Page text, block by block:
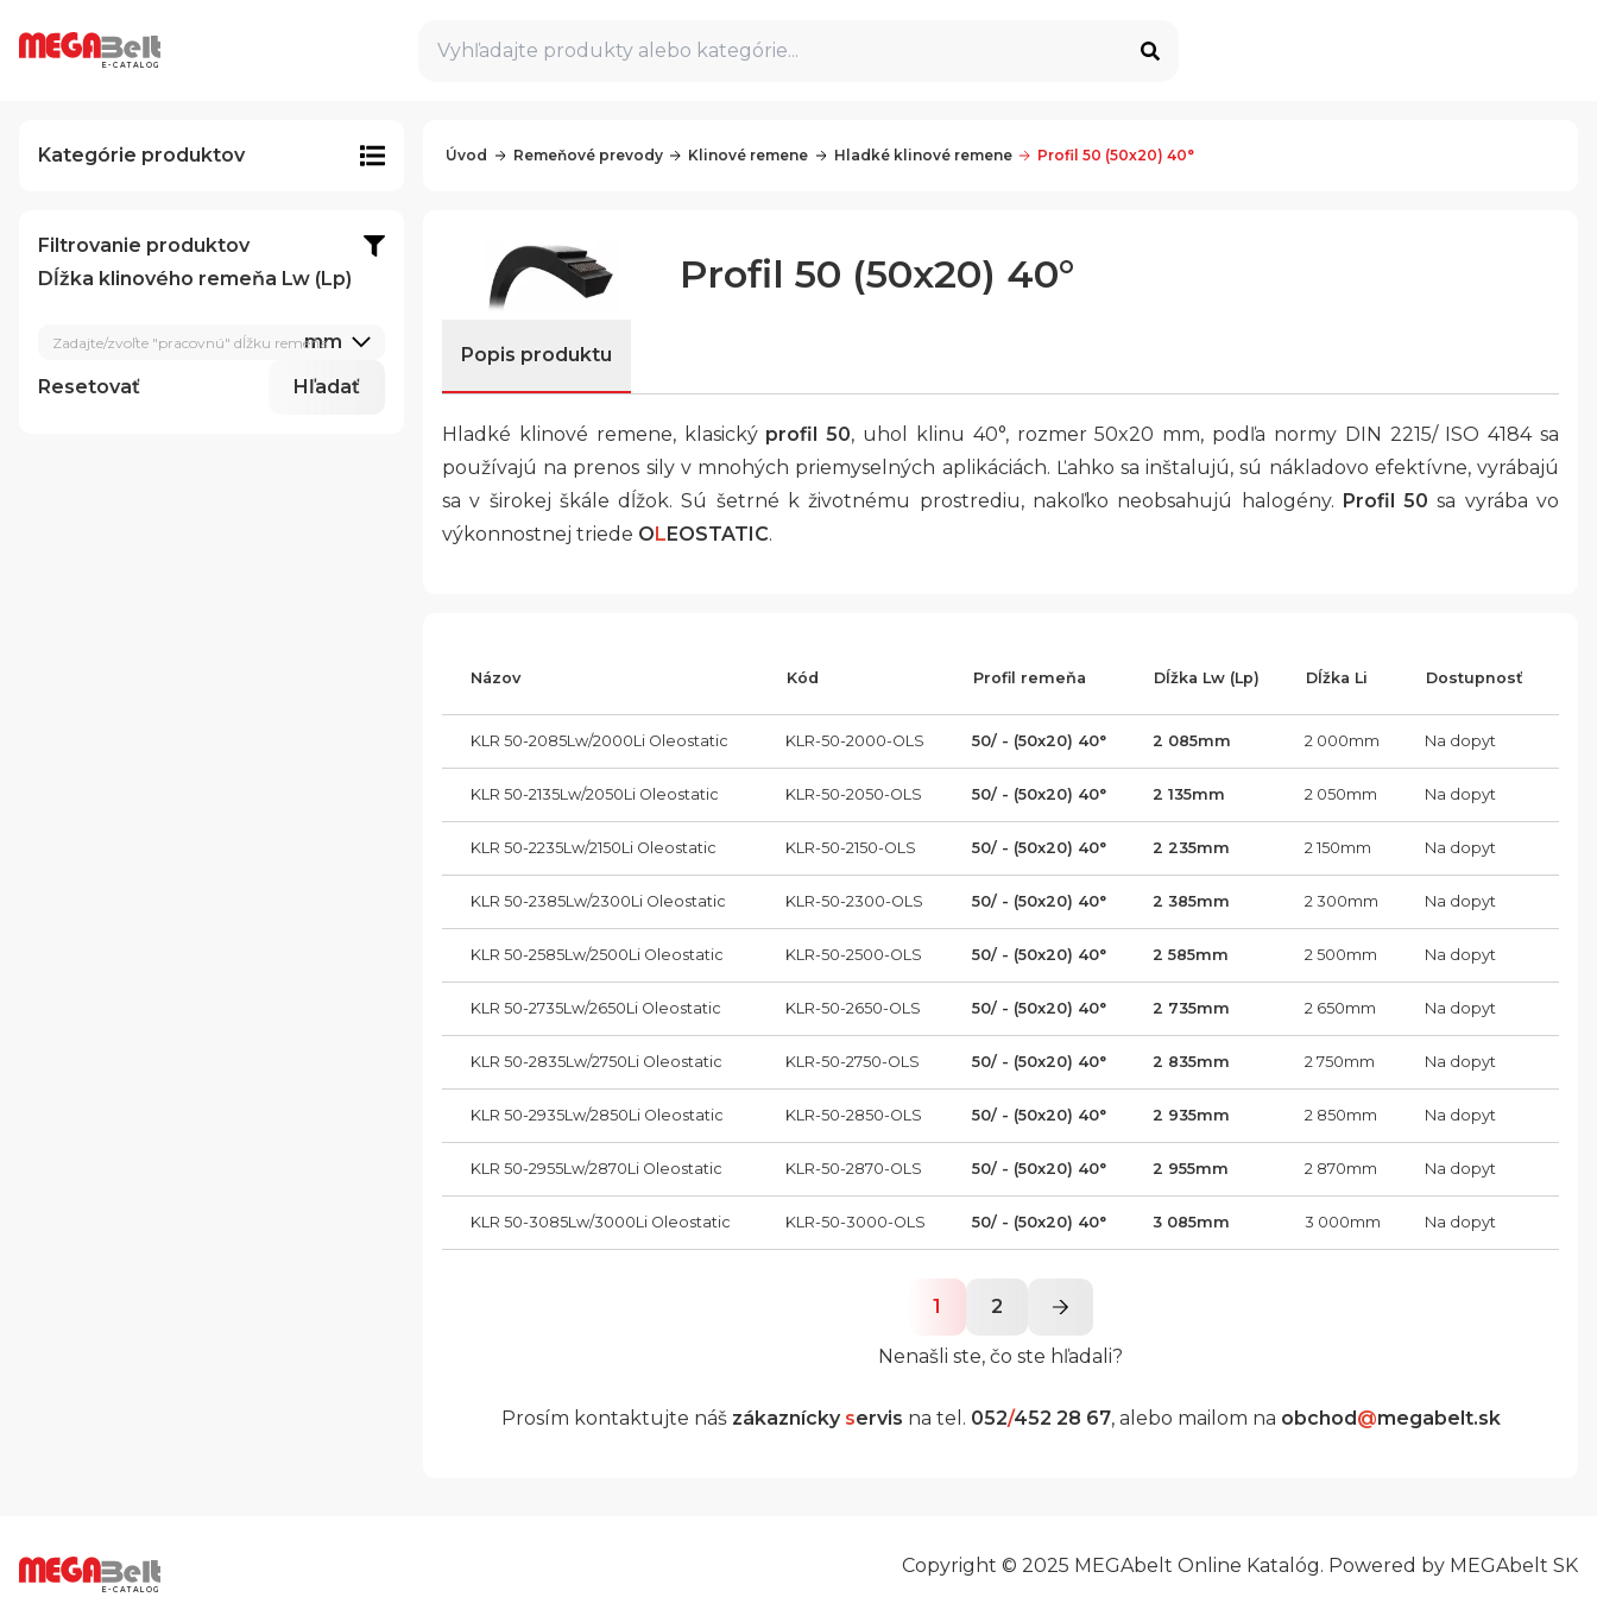
E-CATALOG
Vyhľadajte produkty alebo kategórie...
Kategórie produktov
Filtrovanie produktov
Dĺžka klinového remeňa Lw (Lp)
Zadajte/zvoľte "pracovnú" dĺžku remeňa
mm
Resetovať
Hľadať
Úvod Remeňové prevody Klinové remene Hladké klinové remene Profil 50 (50x20) 40°
Profil 50 (50x20) 40°
Popis produktu
Hladké klinové remene, klasický profil 50, uhol klinu 40°, rozmer 50x20 mm, podľa normy DIN 2215/ ISO 4184 sa
používajú na prenos sily v mnohých priemyselných aplikáciách. Ľahko sa inštalujú, sú nákladovo efektívne, vyrábajú
sa v širokej škále dĺžok. Sú šetrné k životnému prostrediu, nakoľko neobsahujú halogény. Profil 50 sa vyrába vo
výkonnostnej triede OLEOSTATIC.
Názov Kód Profil remeňa Dĺžka Lw (Lp) Dĺžka Li Dostupnosť
KLR 50-2085Lw/2000Li Oleostatic KLR-50-2000-OLS 50/ - (50x20) 40° 2 085mm 2 000mm Na dopyt
KLR 50-2135Lw/2050Li Oleostatic KLR-50-2050-OLS 50/ - (50x20) 40° 2 135mm 2 050mm Na dopyt
KLR 50-2235Lw/2150Li Oleostatic KLR-50-2150-OLS 50/ - (50x20) 40° 2 235mm 2 150mm Na dopyt
KLR 50-2385Lw/2300Li Oleostatic KLR-50-2300-OLS 50/ - (50x20) 40° 2 385mm 2 300mm Na dopyt
KLR 50-2585Lw/2500Li Oleostatic KLR-50-2500-OLS 50/ - (50x20) 40° 2 585mm 2 500mm Na dopyt
KLR 50-2735Lw/2650Li Oleostatic KLR-50-2650-OLS 50/ - (50x20) 40° 2 735mm 2 650mm Na dopyt
KLR 50-2835Lw/2750Li Oleostatic KLR-50-2750-OLS 50/ - (50x20) 40° 2 835mm 2 750mm Na dopyt
KLR 50-2935Lw/2850Li Oleostatic KLR-50-2850-OLS 50/ - (50x20) 40° 2 935mm 2 850mm Na dopyt
KLR 50-2955Lw/2870Li Oleostatic KLR-50-2870-OLS 50/ - (50x20) 40° 2 955mm 2 870mm Na dopyt
KLR 50-3085Lw/3000Li Oleostatic KLR-50-3000-OLS 50/ - (50x20) 40° 3 085mm 3 000mm Na dopyt
1 2
Nenašli ste, čo ste hľadali?
Prosím kontaktujte náš zákaznícky servis na tel. 052/452 28 67, alebo mailom na obchod@megabelt.sk
E-CATALOG
Copyright © 2025 MEGAbelt Online Katalóg. Powered by MEGAbelt SK